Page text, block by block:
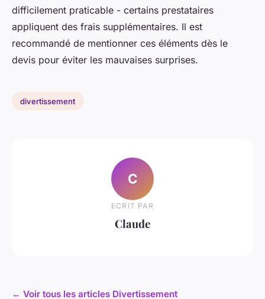
difficilement praticable - certains prestataires
appliquent des frais supplémentaires. Il est
recommandé de mentionner ces éléments dès le
devis pour éviter les mauvaises surprises.
divertissement
C
ECRIT PAR
Claude
← Voir tous les articles Divertissement